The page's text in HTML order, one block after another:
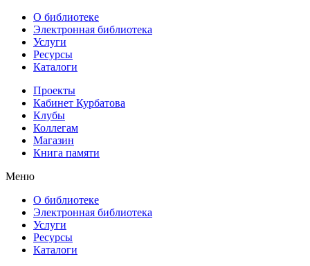
О библиотеке
Электронная библиотека
Услуги
Ресурсы
Каталоги
Проекты
Кабинет Курбатова
Клубы
Коллегам
Магазин
Книга памяти
Меню
О библиотеке
Электронная библиотека
Услуги
Ресурсы
Каталоги